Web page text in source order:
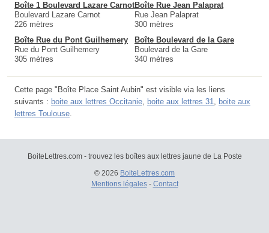
Boîte 1 Boulevard Lazare Carnot
Boulevard Lazare Carnot
226 mètres
Boîte Rue Jean Palaprat
Rue Jean Palaprat
300 mètres
Boîte Rue du Pont Guilhemery
Rue du Pont Guilhemery
305 mètres
Boîte Boulevard de la Gare
Boulevard de la Gare
340 mètres
Cette page "Boîte Place Saint Aubin" est visible via les liens
suivants : boite aux lettres Occitanie, boite aux lettres 31, boite aux
lettres Toulouse.
BoiteLettres.com - trouvez les boîtes aux lettres jaune de La Poste
© 2026 BoiteLettres.com
Mentions légales- Contact